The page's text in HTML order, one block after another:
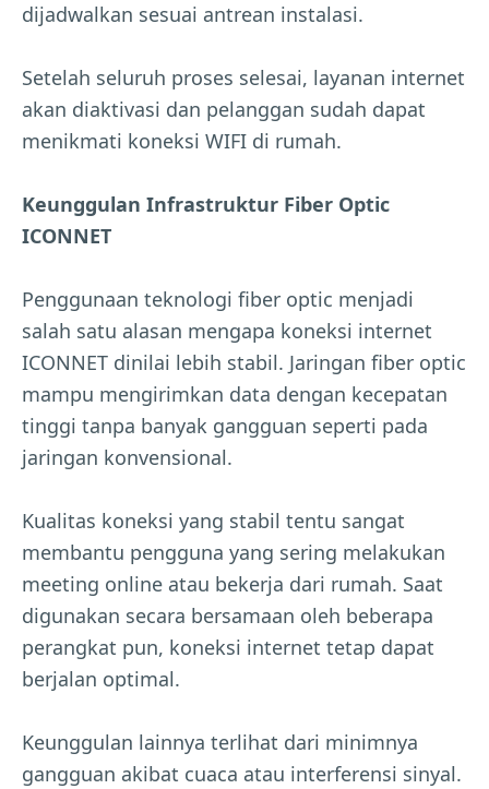
dijadwalkan sesuai antrean instalasi.
Setelah seluruh proses selesai, layanan internet
akan diaktivasi dan pelanggan sudah dapat
menikmati koneksi WIFI di rumah.
Keunggulan Infrastruktur Fiber Optic
ICONNET
Penggunaan teknologi fiber optic menjadi
salah satu alasan mengapa koneksi internet
ICONNET dinilai lebih stabil. Jaringan fiber optic
mampu mengirimkan data dengan kecepatan
tinggi tanpa banyak gangguan seperti pada
jaringan konvensional.
Kualitas koneksi yang stabil tentu sangat
membantu pengguna yang sering melakukan
meeting online atau bekerja dari rumah. Saat
digunakan secara bersamaan oleh beberapa
perangkat pun, koneksi internet tetap dapat
berjalan optimal.
Keunggulan lainnya terlihat dari minimnya
gangguan akibat cuaca atau interferensi sinyal.